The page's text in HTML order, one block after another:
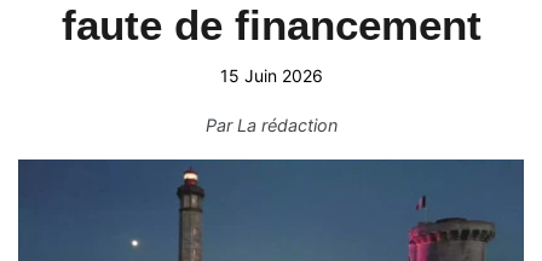
faute de financement
15 Juin 2026
ParLa rédaction